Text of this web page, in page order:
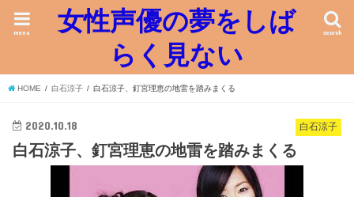
女性声優の夢をしば
らく見ない
search
menu
HOME 白石涼子 白石涼子、釘宮理恵の地雷を踏みまくる
白石涼子
2020.10.18
白石涼子、釘宮理恵の地雷を踏みまくる